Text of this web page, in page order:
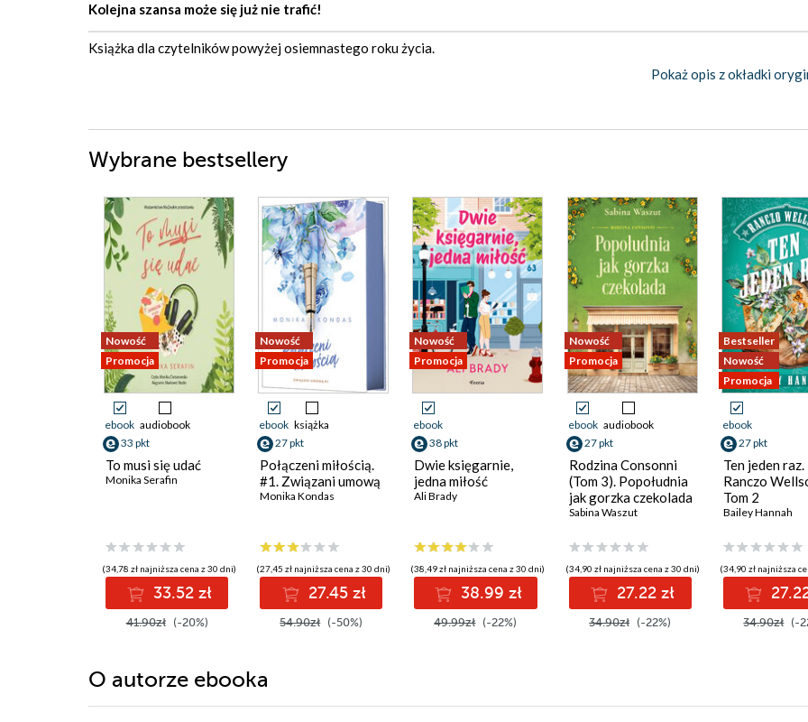
Kolejna szansa może się już nie trafić!
Książka dla czytelników powyżej osiemnastego roku życia.
Pokaż opis z okładki
Wybrane bestsellery
Nowość
Promocja
ebook audiobook
33 pkt
To musi się udać
Monika Serafin
(34,78 zł najniższa cena z 30 dni)
33.52 zł
41.90zł (-20%)
Nowość
Promocja
ebook książka
27 pkt
Połączeni miłością.
#1. Związani umową
Monika Kondas
(27,45 zł najniższa cena z 30 dni)
27.45 zł
54.90zł (-50%)
Nowość
Promocja
ebook
38 pkt
Dwie księgarnie,
jedna miłość
Ali Brady
(38,49 zł najniższa cena z 30 dni)
38.99 zł
49.99zł (-22%)
Nowość
Promocja
ebook audiobook
27 pkt
Rodzina Consonni
(Tom 3). Popołudnia
jak gorzka czekolada
Sabina Waszut
(34,90 zł najniższa cena z 30 dni)
27.22 zł
34.90zł (-22%)
Bestseller
Nowość
Promocja
ebook
27 pkt
Ten jeden raz.
Ranczo
Tom 2
Bailey Hannah
(34,90 zł najniższa
34.90zł (-
O autorze ebooka